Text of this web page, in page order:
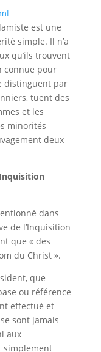
est une
simple. Il n’a
qu’ils trouvent
connue pour
distinguent par
tuent des
et les
minorités
deux
dans
de l’Inquisition
que « des
du Christ ».
que
ou référence
effectué et
sont jamais
aux
simplement